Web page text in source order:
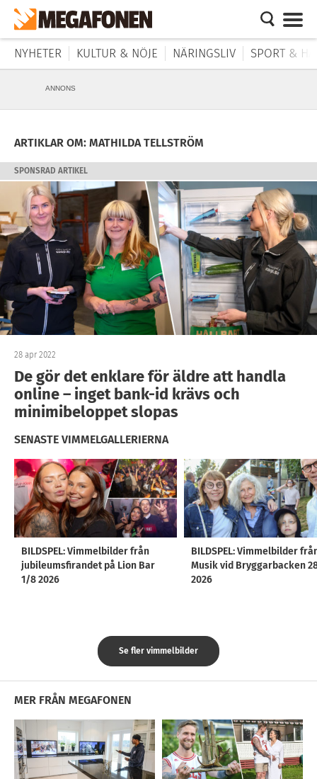
NYHETER KULTUR & NÖJE NÄRINGSLIV SPORT &
ANNONS
ARTIKLAR OM: MATHILDA TELLSTRÖM
SPONSRAD ARTIKEL
28 apr 2022
De gör det enklare för äldre att handla
online – inget bank-id krävs och
minimibeloppet slopas
SENASTE VIMMELGALLERIERNA
BILDSPEL: Vimmelbilder från
jubileumsfirandet på Lion Bar
1/8 2026
BILDSPEL: Vimmelbilder
Musik vid Bryggarbacken
2026
Se fler vimmelbilder
MER FRÅN MEGAFONEN